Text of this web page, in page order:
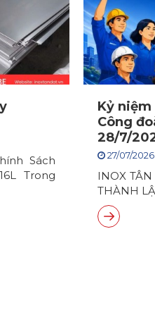
Sách
Trong
Kỷ
Công
28/7/
27/07/2026
INOX
THÀNH